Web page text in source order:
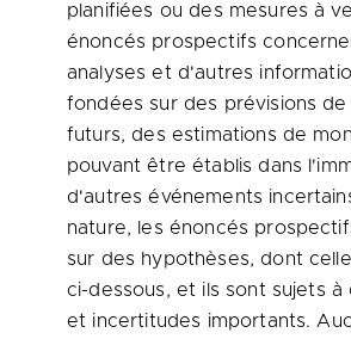
planifiées ou des mesures à
énoncés prospectifs
analyses et d'autres
fondées sur des prévisions de
futurs, des estimations de
pouvant être établis dans
d'autres événements
nature, les énoncés
sur des hypothèses, dont
ci-dessous, et ils sont sujets à
et incertitudes importants.